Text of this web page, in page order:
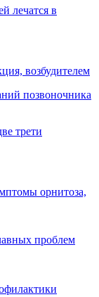
лечатся в
воз­будителем
позвоночника
трети
орнитоза,
проблем